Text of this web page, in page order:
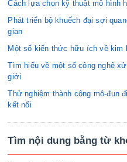
Cách lựa chọn kỹ thuật mô hình
Phát triển bộ khuếch đại sợi
gian
Một số kiến thức hữu ích về kim
Tìm hiểu về một số công nghệ
giới
Thử nghiệm thành công mô-đun
kết nối
Tìm nội dung bằng từ